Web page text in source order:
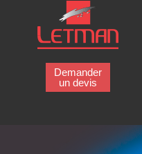
Panneau de gestion des
Demander
un devis